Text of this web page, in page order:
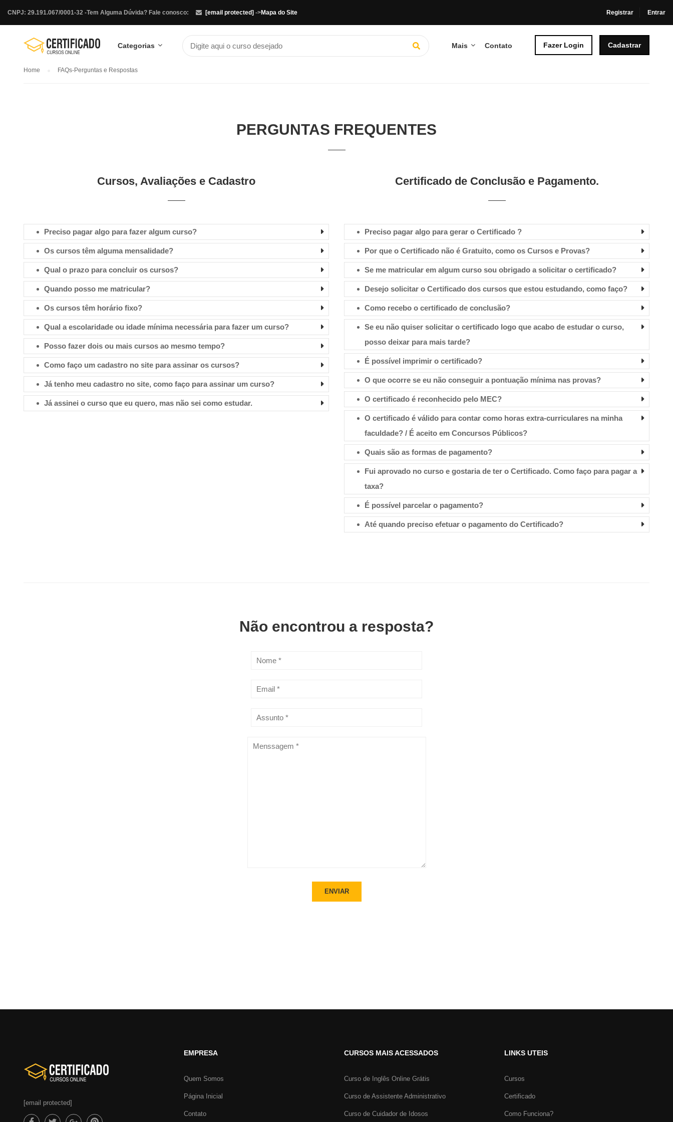
Tem Alguma Dúvida? Fale conosco: [email protected]
CNPJ: 29.191.067/0001-32 - ->Mapa do Site Registrar Entrar
Categorias Mais Contato Fazer Login Cadastrar
Home FAQs-Perguntas e Respostas
PERGUNTAS FREQUENTES
Cursos, Avaliações e Cadastro
Preciso pagar algo para fazer algum curso?
Os cursos têm alguma mensalidade?
Qual o prazo para concluir os cursos?
Quando posso me matricular?
Os cursos têm horário fixo?
Qual a escolaridade ou idade mínima necessária para fazer um curso?
Posso fazer dois ou mais cursos ao mesmo tempo?
Como faço um cadastro no site para assinar os cursos?
Já tenho meu cadastro no site, como faço para assinar um curso?
Já assinei o curso que eu quero, mas não sei como estudar.
Certificado de Conclusão e Pagamento.
Preciso pagar algo para gerar o Certificado ?
Por que o Certificado não é Gratuito, como os Cursos e Provas?
Se me matricular em algum curso sou obrigado a solicitar o certificado?
Desejo solicitar o Certificado dos cursos que estou estudando, como faço?
Como recebo o certificado de conclusão?
Se eu não quiser solicitar o certificado logo que acabo de estudar o curso,
posso deixar para mais tarde?
É possível imprimir o certificado?
O que ocorre se eu não conseguir a pontuação mínima nas provas?
O certificado é reconhecido pelo MEC?
O certificado é válido para contar como horas extra-curriculares na minha
faculdade? / É aceito em Concursos Públicos?
Quais são as formas de pagamento?
Fui aprovado no curso e gostaria de ter o Certificado. Como faço para pagar a
taxa?
É possível parcelar o pagamento?
Até quando preciso efetuar o pagamento do Certificado?
Não encontrou a resposta?
[email protected]
EMPRESA
Quem Somos
Página Inicial
Contato
CURSOS MAIS ACESSADOS
Curso de Inglês Online Grátis
Curso de Assistente Administrativo
Curso de Cuidador de Idosos
LINKS UTEIS
Cursos
Certificado
Como Funciona?